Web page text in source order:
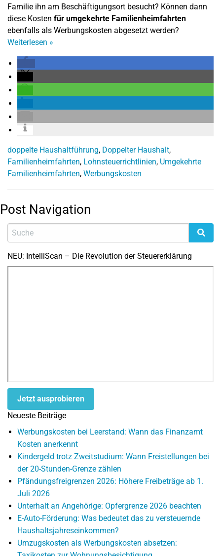
Familie ihn am Beschäftigungsort besucht? Können dann
diese Kosten für umgekehrte Familienheimfahrten
ebenfalls als Werbungskosten abgesetzt werden?
Weiterlesen »
doppelte Haushaltführung, Doppelter Haushalt,
Familienheimfahrten, Lohnsteuerrichtlinien, Umgekehrte
Familienheimfahrten, Werbungskosten
Post Navigation
NEU: IntelliScan – Die Revolution der Steuererklärung
Jetzt ausprobieren
Neueste Beiträge
Werbungskosten bei Leerstand: Wann das Finanzamt
Kosten anerkennt
Kindergeld trotz Zweitstudium: Wann Freistellungen bei
der 20-Stunden-Grenze zählen
Pfändungsfreigrenzen 2026: Höhere Freibeträge ab 1.
Juli 2026
Unterhalt an Angehörige: Opfergrenze 2026 beachten
E-Auto-Förderung: Was bedeutet das zu versteuernde
Haushaltsjahreseinkommen?
Umzugskosten als Werbungskosten absetzen: